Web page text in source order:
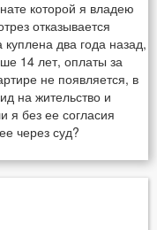
которой я владею
отказывается
два года назад,
14 лет, оплаты за
не появляется, в
на жительство и
я без ее согласия
через суд?